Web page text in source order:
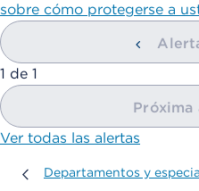
sobre cómo protegerse a
mostrando
1 de 1
Próxima
Ver todas las alertas
Departamentos y
Departamentos y